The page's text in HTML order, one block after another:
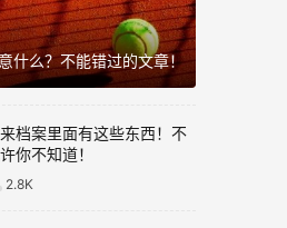
什么？不能错过的文章！
档案里面有这些东西！不
你不知道！
2.8K